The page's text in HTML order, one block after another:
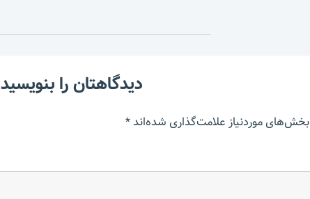
دیدگاهتان را بنویسید
بخش‌های موردنیاز علامت‌گذاری شده‌اند*